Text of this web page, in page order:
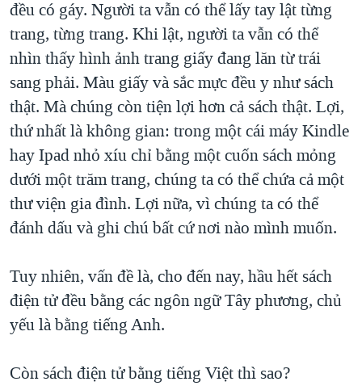
đều có gáy. Người ta vẫn có thể lấy tay lật từng
trang, từng trang. Khi lật, người ta vẫn có thể
nhìn thấy hình ảnh trang giấy đang lăn từ trái
sang phải. Màu giấy và sắc mực đều y như sách
thật. Mà chúng còn tiện lợi hơn cả sách thật. Lợi,
thứ nhất là không gian: trong một cái máy Kindle
hay Ipad nhỏ xíu chỉ bằng một cuốn sách mỏng
dưới một trăm trang, chúng ta có thể chứa cả một
thư viện gia đình. Lợi nữa, vì chúng ta có thể
đánh dấu và ghi chú bất cứ nơi nào mình muốn.
Tuy nhiên, vấn đề là, cho đến nay, hầu hết sách
điện tử đều bằng các ngôn ngữ Tây phương, chủ
yếu là bằng tiếng Anh.
Còn sách điện tử bằng tiếng Việt thì sao?